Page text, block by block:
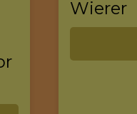
Wierer